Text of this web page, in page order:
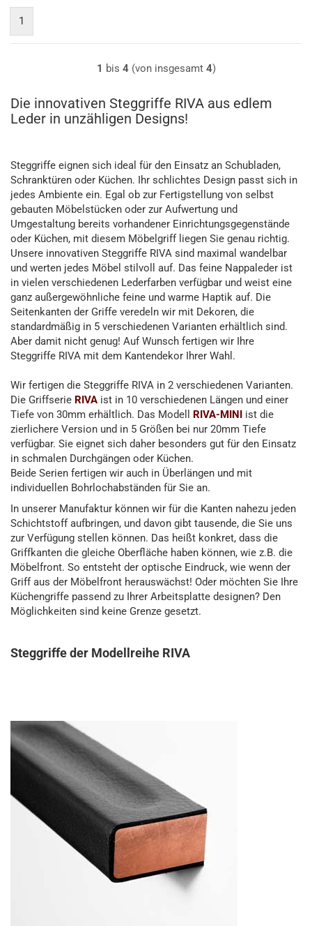
1
1 bis 4(von insgesamt 4)
Die innovativen Steggriffe RIVA aus edlem
Leder in unzähligen Designs!
Steggriffe eignen sich ideal für den Einsatz an Schubladen,
Schranktüren oder Küchen. Ihr schlichtes Design passt sich in
jedes Ambiente ein. Egal ob zur Fertigstellung von selbst
gebauten Möbelstücken oder zur Aufwertung und
Umgestaltung bereits vorhandener Einrichtungsgegenstände
oder Küchen, mit diesem Möbelgriff liegen Sie genau richtig.
Unsere innovativen Steggriffe RIVA sind maximal wandelbar
und werten jedes Möbel stilvoll auf. Das feine Nappaleder ist
in vielen verschiedenen Lederfarben verfügbar und weist eine
ganz außergewöhnliche feine und warme Haptik auf. Die
Seitenkanten der Griffe veredeln wir mit Dekoren, die
standardmäßig in 5 verschiedenen Varianten erhältlich sind.
Aber damit nicht genug! Auf Wunsch fertigen wir Ihre
Steggriffe RIVA mit dem Kantendekor Ihrer Wahl.
Wir fertigen die Steggriffe RIVA in 2 verschiedenen Varianten.
Die Griffserie RIVA ist in 10 verschiedenen Längen und einer
Tiefe von 30mm erhältlich. Das Modell RIVA-MINI ist die
zierlichere Version und in 5 Größen bei nur 20mm Tiefe
verfügbar. Sie eignet sich daher besonders gut für den Einsatz
in schmalen Durchgängen oder Küchen.
Beide Serien fertigen wir auch in Überlängen und mit
individuellen Bohrlochabständen für Sie an.
In unserer Manufaktur können wir für die Kanten nahezu jeden
Schichtstoff aufbringen, und davon gibt tausende, die Sie uns
zur Verfügung stellen können. Das heißt konkret, dass die
Griffkanten die gleiche Oberfläche haben können, wie z.B. die
Möbelfront. So entsteht der optische Eindruck, wie wenn der
Griff aus der Möbelfront herauswächst! Oder möchten Sie Ihre
Küchengriffe passend zu Ihrer Arbeitsplatte designen? Den
Möglichkeiten sind keine Grenze gesetzt.
Steggriffe der Modellreihe RIVA